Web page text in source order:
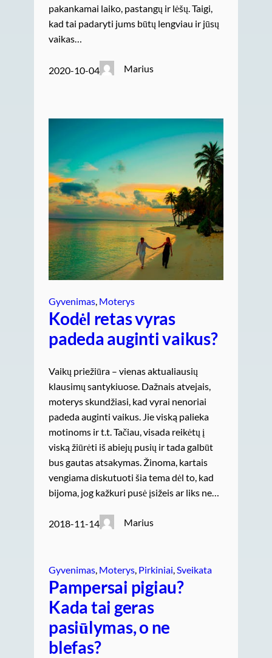
pakankamai laiko, pastangų ir lėšų. Taigi,
kad tai padaryti jums būtų lengviau ir jūsų
vaikas…
2020-10-04 Marius
Gyvenimas, Moterys
Kodėl retas vyras
padeda auginti vaikus?
Vaikų priežiūra – vienas aktualiausių
klausimų santykiuose. Dažnais atvejais,
moterys skundžiasi, kad vyrai nenoriai
padeda auginti vaikus. Jie viską palieka
motinoms ir t.t. Tačiau, visada reikėtų į
viską žiūrėti iš abiejų pusių ir tada galbūt
bus gautas atsakymas. Žinoma, kartais
vengiama diskutuoti šia tema dėl to, kad
bijoma, jog kažkuri pusė įsižeis ar liks ne…
2018-11-14 Marius
Gyvenimas, Moterys, Pirkiniai, Sveikata
Pampersai pigiau?
Kada tai geras
pasiūlymas, o ne
blefas?